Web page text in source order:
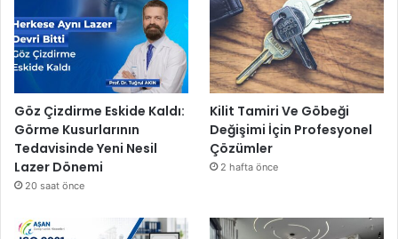
Göz Çizdirme Eskide Kaldı:
Görme Kusurlarının
Tedavisinde Yeni Nesil
Lazer Dönemi
20 saat önce
Kilit Tamiri Ve Göbeği
Değişimi İçin Profesyonel
Çözümler
2 hafta önce